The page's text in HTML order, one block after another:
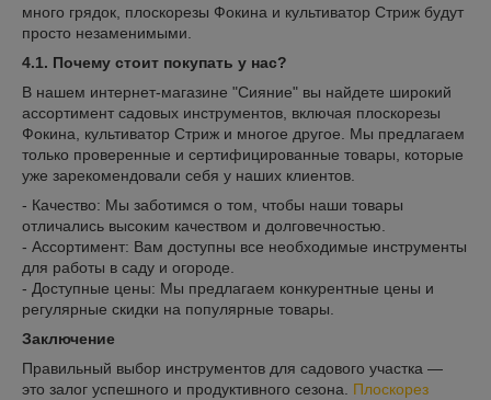
много грядок, плоскорезы Фокина и культиватор Стриж будут
просто незаменимыми.
4.1. Почему стоит покупать у нас?
В нашем интернет-магазине "Сияние" вы найдете широкий
ассортимент садовых инструментов, включая плоскорезы
Фокина, культиватор Стриж и многое другое. Мы предлагаем
только проверенные и сертифицированные товары, которые
уже зарекомендовали себя у наших клиентов.
- Качество: Мы заботимся о том, чтобы наши товары
отличались высоким качеством и долговечностью.
- Ассортимент: Вам доступны все необходимые инструменты
для работы в саду и огороде.
- Доступные цены: Мы предлагаем конкурентные цены и
регулярные скидки на популярные товары.
Заключение
Правильный выбор инструментов для садового участка —
это залог успешного и продуктивного сезона. Плоскорез